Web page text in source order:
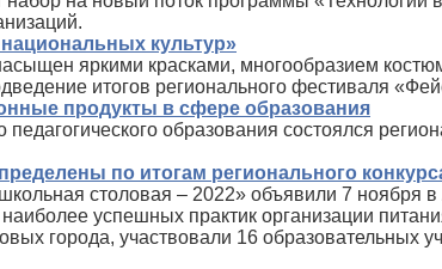
культур»
яркими красками, многообразием
итогов регионального фестиваля
продукты в сфере образования
образования состоялся
по итогам регионального
столовая – 2022» объявили 7 ноября
успешных практик организации
города, участвовали 16 образовательных